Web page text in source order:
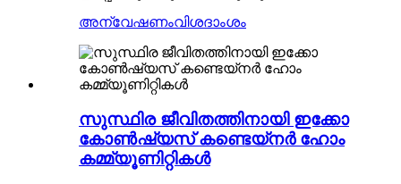
അന്വേഷണംവിശദാംശം
സുസ്ഥിര ജീവിതത്തിനായി ഇക്കോ
കോൺഷ്യസ് കണ്ടെയ്‌നർ ഹോം
കമ്മ്യൂണിറ്റികൾ